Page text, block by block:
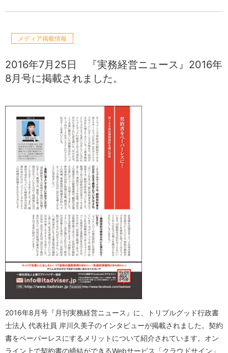
メディア掲載情報
2016年7月25日
『実務経営ニュース』2016年
8月号に掲載されました。
2016年8月号『月刊実務経営ニュース』に、トリプルグッド行政書
士法人 代表社員 岸川久美子のインタビューが掲載されました。契約
書をペーパーレスにするメリットについて紹介されています。オン
ライン上で契約書の締結ができるWebサービス「クラウドサイン」